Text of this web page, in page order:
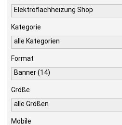
Elektroflachheizung Shop
Kategorie
alle Kategorien
Format
Banner (14)
Größe
alle Größen
Mobile